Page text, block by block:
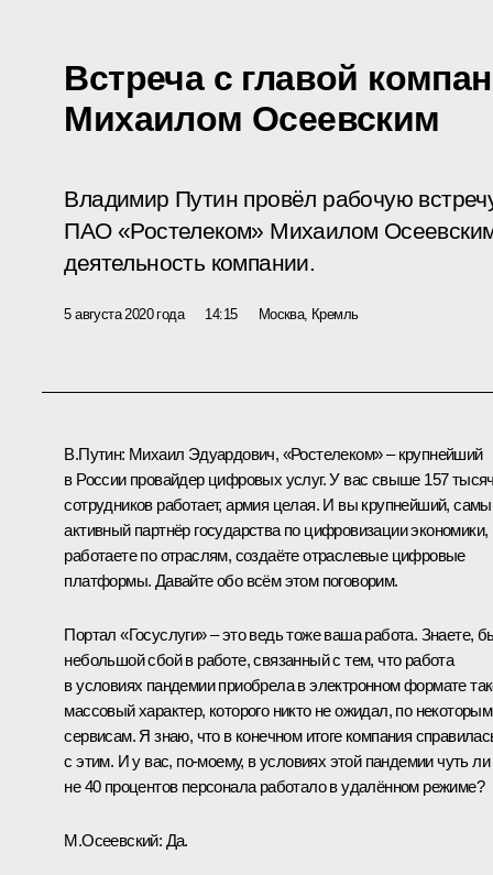
Встреча с главой
Михаилом Осеевским
Владимир Путин провёл рабочую
ПАО «Ростелеком» Михаилом
деятельность компании.
5 августа 2020 года 14:15 Москва, Кремль
В.Путин: Михаил Эдуардович, «Ростелеком» – крупнейший
в России провайдер цифровых услуг. У вас свыше 157
сотрудников работает, армия целая. И вы крупнейший,
активный партнёр государства по цифровизации экономики,
работаете по отраслям, создаёте отраслевые цифровые
платформы. Давайте обо всём этом поговорим.
Портал «Госуслуги» – это ведь тоже ваша работа. Знаете,
небольшой сбой в работе, связанный с тем, что работа
в условиях пандемии приобрела в электронном формате
массовый характер, которого никто не ожидал, по некоторым
сервисам. Я знаю, что в конечном итоге компания
с этим. И у вас, по‑моему, в условиях этой пандемии чуть ли
не 40 процентов персонала работало в удалённом режиме?
М.Осеевский: Да.